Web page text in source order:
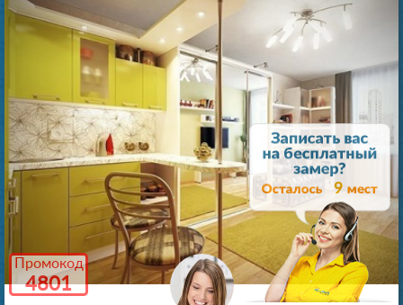
9
Промокод
4801